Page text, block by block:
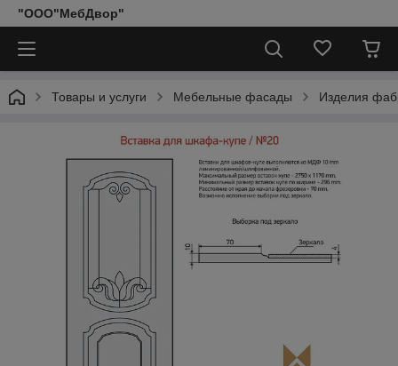
"ООО"МебДвор"
Товары и услуги Мебельные фасады Изделия